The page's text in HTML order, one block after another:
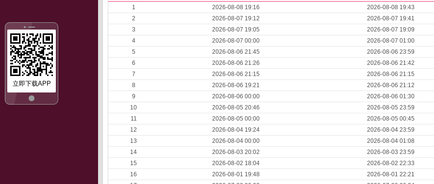
立即下载APP
1 2026-08-08 19:16 2026-08-08 19:43
2
2026-08-07 19:12 2026-08-07 19:41
3
2026-08-07 19:05 2026-08-07 19:09
4
2026-08-07 00:00 2026-08-07 01:00
5
2026-08-06 21:45 2026-08-06 23:59
6
2026-08-06 21:26 2026-08-06 21:42
7
2026-08-06 21:15 2026-08-06 21:15
8
2026-08-06 19:21 2026-08-06 21:12
9
2026-08-06 00:00 2026-08-06 01:30
10
2026-08-05 20:46 2026-08-05 23:59
11
2026-08-05 00:00 2026-08-05 00:45
12
2026-08-04 19:24 2026-08-04 23:59
13
2026-08-04 00:00 2026-08-04 01:08
14
2026-08-03 20:02 2026-08-03 23:59
15
2026-08-02 18:04 2026-08-02 22:33
16
2026-08-01 19:48 2026-08-01 22:21